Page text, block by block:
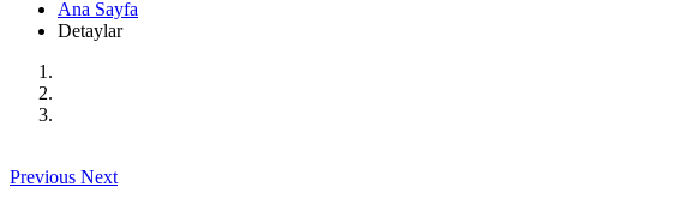
Ana Sayfa
Detaylar
Previous Next